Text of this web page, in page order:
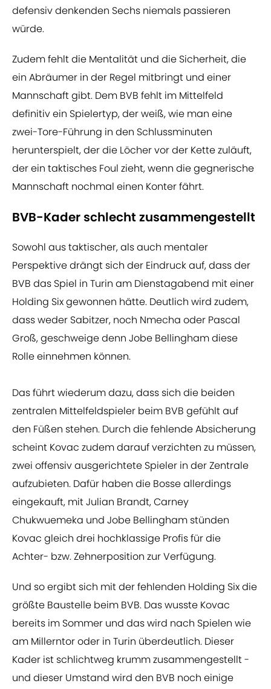
defensiv denkenden Sechs niemals passieren
würde.
Zudem fehlt die Mentalität und die Sicherheit, die
ein Abräumer in der Regel mitbringt und einer
Mannschaft gibt. Dem BVB fehlt im Mittelfeld
definitiv ein Spielertyp, der weiß, wie man eine
zwei-Tore-Führung in den Schlussminuten
herunterspielt, der die Löcher vor der Kette zuläuft,
der ein taktisches Foul zieht, wenn die gegnerische
Mannschaft nochmal einen Konter fährt.
BVB-Kader schlecht zusammengestellt
Sowohl aus taktischer, als auch mentaler
Perspektive drängt sich der Eindruck auf, dass der
BVB das Spiel in Turin am Dienstagabend mit einer
Holding Six gewonnen hätte. Deutlich wird zudem,
dass weder Sabitzer, noch Nmecha oder Pascal
Groß, geschweige denn Jobe Bellingham diese
Rolle einnehmen können.
Das führt wiederum dazu, dass sich die beiden
zentralen Mittelfeldspieler beim BVB gefühlt auf
den Füßen stehen. Durch die fehlende Absicherung
scheint Kovac zudem darauf verzichten zu müssen,
zwei offensiv ausgerichtete Spieler in der Zentrale
aufzubieten. Dafür haben die Bosse allerdings
eingekauft, mit Julian Brandt, Carney
Chukwuemeka und Jobe Bellingham stünden
Kovac gleich drei hochklassige Profis für die
Achter- bzw. Zehnerposition zur Verfügung.
Und so ergibt sich mit der fehlenden Holding Six die
größte Baustelle beim BVB. Das wusste Kovac
bereits im Sommer und das wird nach Spielen wie
am Millerntor oder in Turin überdeutlich. Dieser
Kader ist schlichtweg krumm zusammengestellt -
und dieser Umstand wird den BVB noch einige